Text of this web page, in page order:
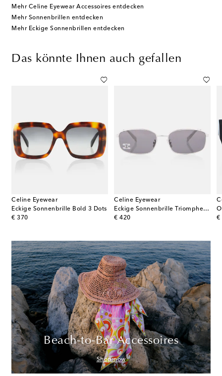
Mehr Celine Eyewear Accessoires entdecken
Mehr Sonnenbrillen entdecken
Mehr Eckige Sonnenbrillen entdecken
Das könnte Ihnen auch gefallen
Celine Eyewear
Eckige Sonnenbrille Bold 3 Dots
€ 370
original price
Celine Eyewear
Eckige Sonnenbrille Triomphe Rhinestone 02
€ 420
original price €
Beach-to-Bar Accessoires
Shop now